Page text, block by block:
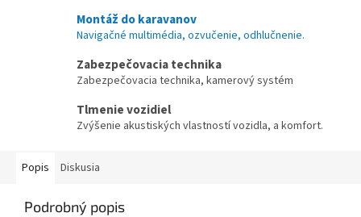
Montáž do karavanov
Navigačné multimédia, ozvučenie, odhlučnenie.
Zabezpečovacia technika
Zabezpečovacia technika, kamerový systém
Tlmenie vozidiel
Zvýšenie akustiských vlastností vozidla, a komfort.
Popis Diskusia
Podrobný popis